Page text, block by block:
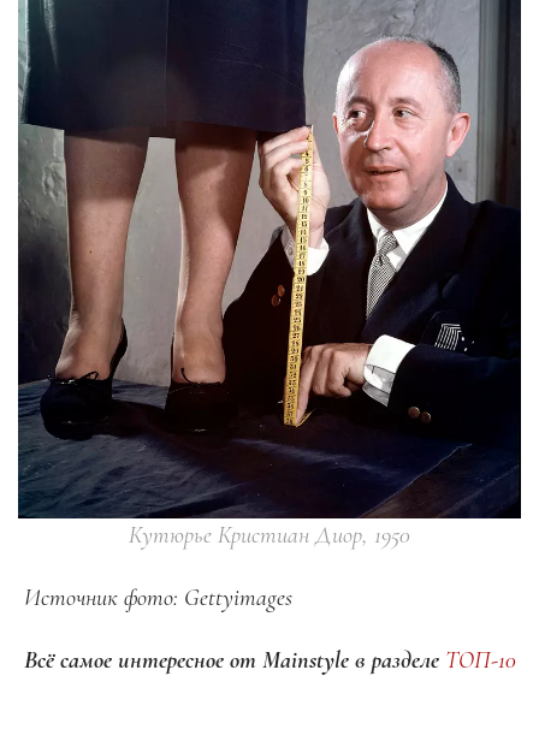
Кутюрье Кристиан Диор, 1950
Источник фото: Gettyimages
Всё самое интересное от Mainstyle в разделе ТОП-10